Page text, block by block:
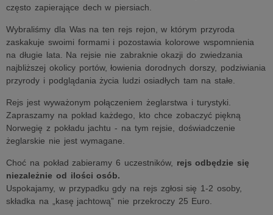
często zapierające dech w piersiach.
Wybraliśmy dla Was na ten rejs rejon, w którym przyroda
zaskakuje swoimi formami i pozostawia kolorowe wspomnienia
na długie lata. Na rejsie nie zabraknie okazji do zwiedzania
najbliższej okolicy portów, łowienia dorodnych dorszy, podziwiania
przyrody i podglądania życia ludzi osiadłych tam na stałe.
Rejs jest wyważonym połączeniem żeglarstwa i turystyki.
Zapraszamy na pokład każdego, kto chce zobaczyć piękną
Norwegię z pokładu jachtu - na tym rejsie, doświadczenie
żeglarskie nie jest wymagane.
Choć na pokład zabieramy 6 uczestników, rejs odbędzie się
niezależnie od ilości osób.
Uspokajamy, w przypadku gdy na rejs zgłosi się 1-2 osoby,
składka na „kasę jachtową” nie przekroczy 25 Euro.